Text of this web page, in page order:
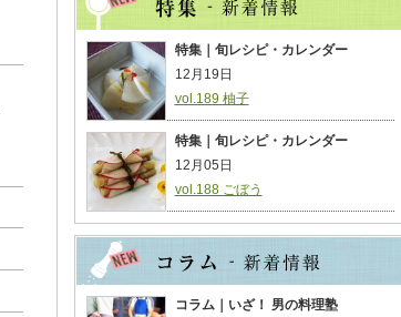
特集｜旬レシピ・カレンダー
12月19日
vol.189 柚子
特集｜旬レシピ・カレンダー
12月05日
vol.188 ごぼう
コラム｜いざ！ 男の料理塾